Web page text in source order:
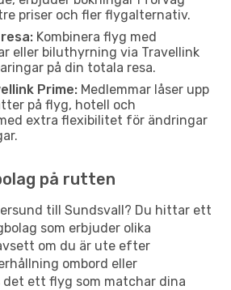
priser och fler flygalternativ.
Kombinera flyg med
eller biluthyrning via Travellink
på din totala resa.
Prime: Medlemmar låser upp
på flyg, hotell och
extra flexibilitet för ändringar
på rutten
till Sundsvall? Du hittar ett
som erbjuder olika
om du är ute efter
ombord eller
ett flyg som matchar dina